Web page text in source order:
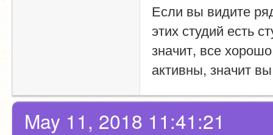
Если вы видите
этих студий есть
значит, все
активны, значит
May 11, 2018 11:41:21